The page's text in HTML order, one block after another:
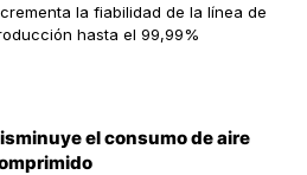
la fiabilidad de la línea de
hasta el 99,99%
el consumo de aire